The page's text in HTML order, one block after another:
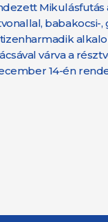
Mikulásfutás
babakocsi-,
várva a
14-én